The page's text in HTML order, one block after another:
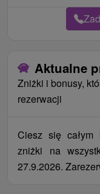
Aktualne
Zniżki i bonusy,
rezerwacji
Ciesz się
zniżki na
27.9.2026.